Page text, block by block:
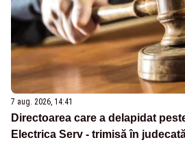
7 aug. 2026, 14:41
Directoarea care a delapidat
Electrica Serv - trimisă în